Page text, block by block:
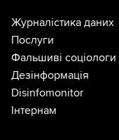
Журналістика даних
Послуги
Фальшиві соціологи
Дезінформація
Disinfomonitor
Інтернам